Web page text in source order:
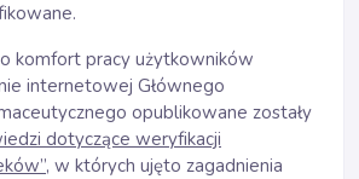
komfort pracy użytkowników
internetowej Głównego
opublikowane zostały
dotyczące weryfikacji
, w których ujęto zagadnienia